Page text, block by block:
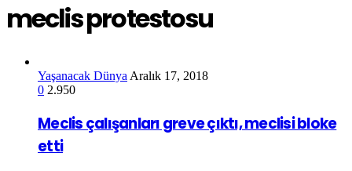
meclis protestosu
Yaşanacak Dünya Aralık 17, 2018
0 2.950
Meclis çalışanları greve çıktı, meclisi bloke
etti